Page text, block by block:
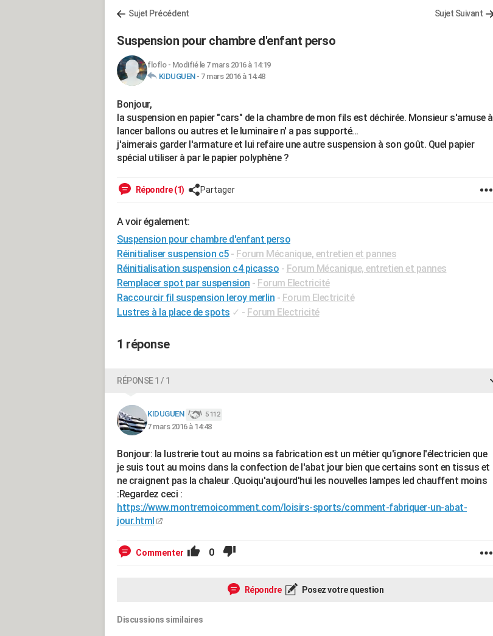
Sujet Précédent Sujet Suivant
Suspension pour chambre d'enfant perso
floflo- Modifié le 7 mars 2016 à 14:19
KIDUGUEN- 7 mars 2016 à 14:48
Bonjour,
la suspension en papier "cars" de la chambre de mon fils est déchirée. Monsieur s'amuse à
lancer ballons ou autres et le luminaire n' a pas supporté...
j'aimerais garder l'armature et lui refaire une autre suspension à son goût. Quel papier
spécial utiliser à par le papier polyphène ?
Répondre (1) Partager
A voir également:
Suspension pour chambre d'enfant perso
Réinitialiser suspension c5 - Forum Mécanique, entretien et pannes
Réinitialisation suspension c4 picasso - Forum Mécanique, entretien et pannes
Remplacer spot par suspension - Forum Electricité
Raccourcir fil suspension leroy merlin - Forum Electricité
Lustres à la place de spots ✓ - Forum Electricité
1 réponse
RÉPONSE 1 / 1
KIDUGUEN 5 112
7 mars 2016 à 14:48
Bonjour: la lustrerie tout au moins sa fabrication est un métier qu'ignore l'électricien que
je suis tout au moins dans la confection de l'abat jour bien que certains sont en tissus et
ne craignent pas la chaleur .Quoiqu'aujourd'hui les nouvelles lampes led chauffent moins
:Regardez ceci :
https://www.montremoicomment.com/loisirs-sports/comment-fabriquer-un-abat-
jour.html
Commenter 0
Répondre Posez votre question
Discussions similaires